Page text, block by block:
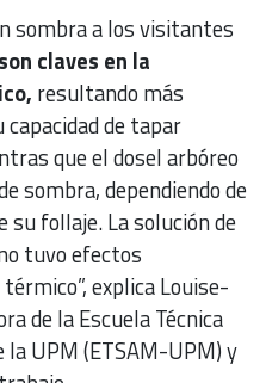
sombra a los visitantes
son claves en la
resultando más
de tapar
que el dosel arbóreo
sombra, dependiendo de
su follaje. La solución de
tuvo efectos
explica Louise-
de la Escuela Técnica
UPM (ETSAM-UPM) y